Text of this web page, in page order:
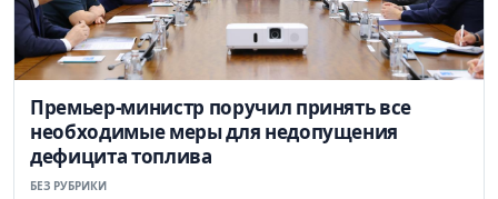
Премьер-министр поручил принять все
необходимые меры для недопущения
дефицита топлива
БЕЗ РУБРИКИ